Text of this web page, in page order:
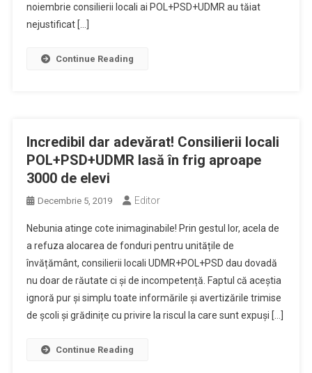
noiembrie consilierii locali ai POL+PSD+UDMR au tăiat
nejustificat […]
Continue Reading
Incredibil dar adevărat! Consilierii locali
POL+PSD+UDMR lasă în frig aproape
3000 de elevi
Decembrie 5, 2019 Editor
Nebunia atinge cote inimaginabile! Prin gestul lor, acela de
a refuza alocarea de fonduri pentru unitățile de
învățământ, consilierii locali UDMR+POL+PSD dau dovadă
nu doar de răutate ci și de incompetență. Faptul că aceștia
ignoră pur și simplu toate informările și avertizările trimise
de școli și grădinițe cu privire la riscul la care sunt expuși […]
Continue Reading